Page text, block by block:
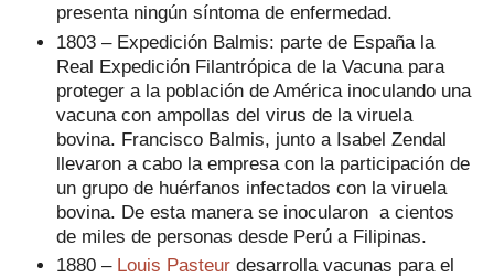
presenta ningún síntoma de enfermedad.
1803 – Expedición Balmis: parte de España la
Real Expedición Filantrópica de la Vacuna para
proteger a la población de América inoculando una
vacuna con ampollas del virus de la viruela
bovina. Francisco Balmis, junto a Isabel Zendal
llevaron a cabo la empresa con la participación de
un grupo de huérfanos infectados con la viruela
bovina. De esta manera se inocularon a cientos
de miles de personas desde Perú a Filipinas.
1880 – Louis Pasteur desarrolla vacunas para el